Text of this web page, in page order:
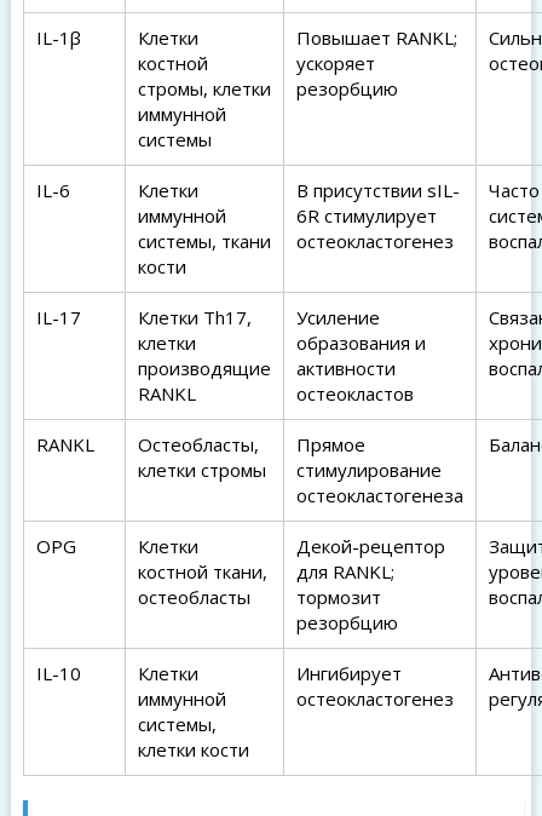
IL-1β
Клетки
костной
стромы, клетки
иммунной
системы
Повышает RANKL;
ускоряет
резорбцию
IL-6
Клетки
иммунной
системы, ткани
кости
В присутствии sIL-
6R стимулирует
остеокластогенез
IL-17
Клетки Th17,
клетки
производящие
RANKL
Усиление
образования и
активности
остеокластов
RANKL
Остеобласты,
клетки стромы
Прямое
стимулирование
остеокластогенеза
OPG
Клетки
костной ткани,
остеобласты
Декой-рецептор
для RANKL;
тормозит
резорбцию
IL-10
Клетки
иммунной
системы,
клетки кости
Ингибирует
остеокластогенез